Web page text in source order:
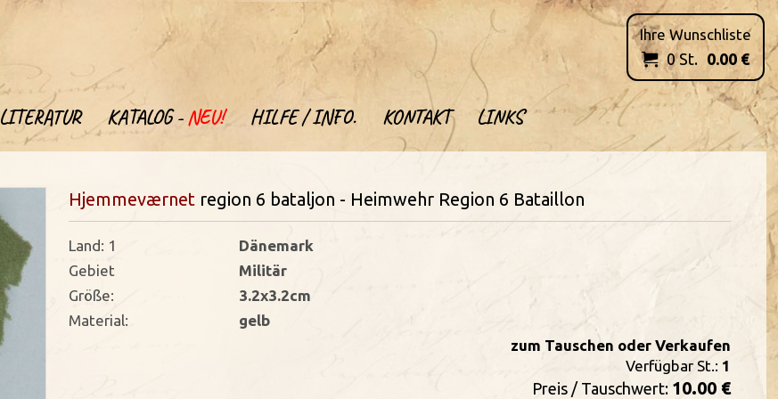
LITERATUR KATALOG -NEU! HILFE / INFO. KONTAKT LINKS
Ihre Wunschliste
 0St. 0.00 €
Hjemmeværnet region 6 bataljon - Heimwehr Region 6 Bataillon
Land: 1
Dänemark
Gebiet
Militär
Größe:
3.2x3.2cm
Material:
gelb
zum Tauschen oder Verkaufen
Verfügbar St.: 1
Preis / Tauschwert: 10.00 €